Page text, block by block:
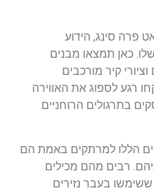
פרה סינג, הידוע
כאן תמצאו מבנים
קיר מורכבים
רגע לספוג את האווירה
בתרגולים הרוחניים
הללו למרתקים באמת הם
רבים מהם מכילים
בעבר נזירים